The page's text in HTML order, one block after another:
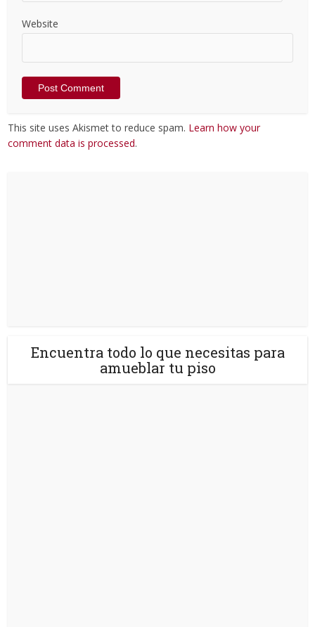
Website
This site uses Akismet to reduce spam. Learn how your
comment data is processed.
Encuentra todo lo que necesitas para
amueblar tu piso